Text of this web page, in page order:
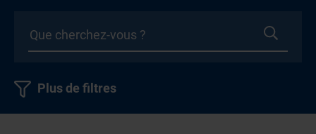
Plus de filtres